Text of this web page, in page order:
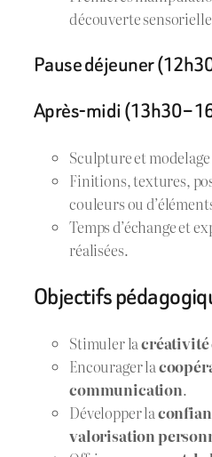
découverte
Pause déjeuner
Après-midi (13h30 –
Sculpture et
Finitions, textures,
couleurs ou
Temps d’échange et
réalisées.
Objectifs
Stimuler lacréativité
Encourager la
communication.
Développer la
valorisation